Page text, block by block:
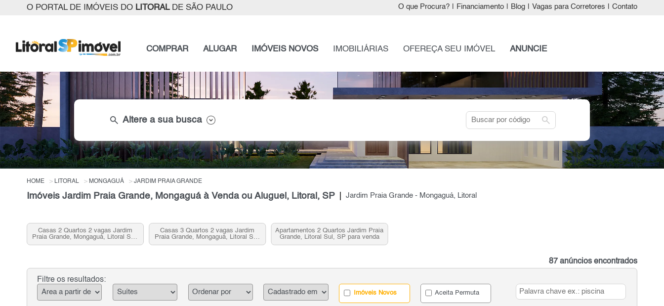
O PORTAL DE IMÓVEIS DO LITORALDE SÃO PAULO O que Procura? Financiamento Blog Vagas para Corretores Contato
COMPRAR ALUGAR IMÓVEIS NOVOS IMOBILIÁRIAS OFEREÇA SEU IMÓVEL ANUNCIE
search Altere a sua busca search
HOME LITORAL MONGAGUÁ JARDIM PRAIA GRANDE
Imóveis Jardim Praia Grande, Mongaguá à Venda ou Aluguel, Litoral, SP Jardim Praia Grande - Mongaguá, Litoral
Casas 2 Quartos 2 vagas Jardim
Praia Grande, Mongaguá, Litoral Sul,
SP para venda
Casas 3 Quartos 2 vagas Jardim
Praia Grande, Mongaguá, Litoral Sul,
SP para venda
Apartamentos 2 Quartos Jardim Praia
Grande, Litoral Sul, SP para venda
87 anúncios encontrados
Filtre os resultados:
Imóveis Novos Aceita Permuta